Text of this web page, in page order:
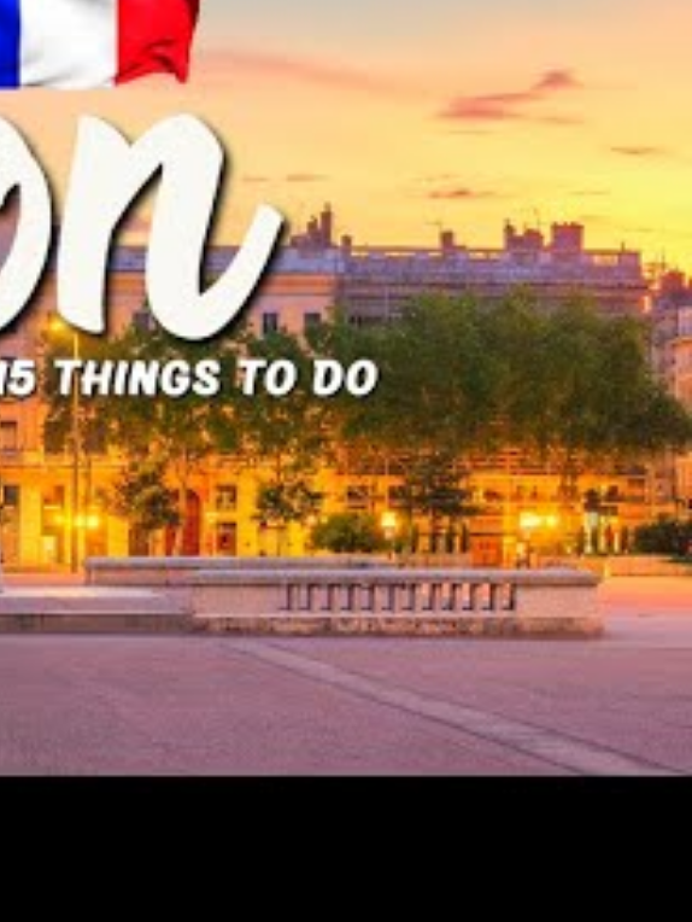
La
organisation
à
En été, par
du soleil
Lyon, une ville
précision dans
passages
hors
est
et soleil
ou explorer
capitale dans
aux